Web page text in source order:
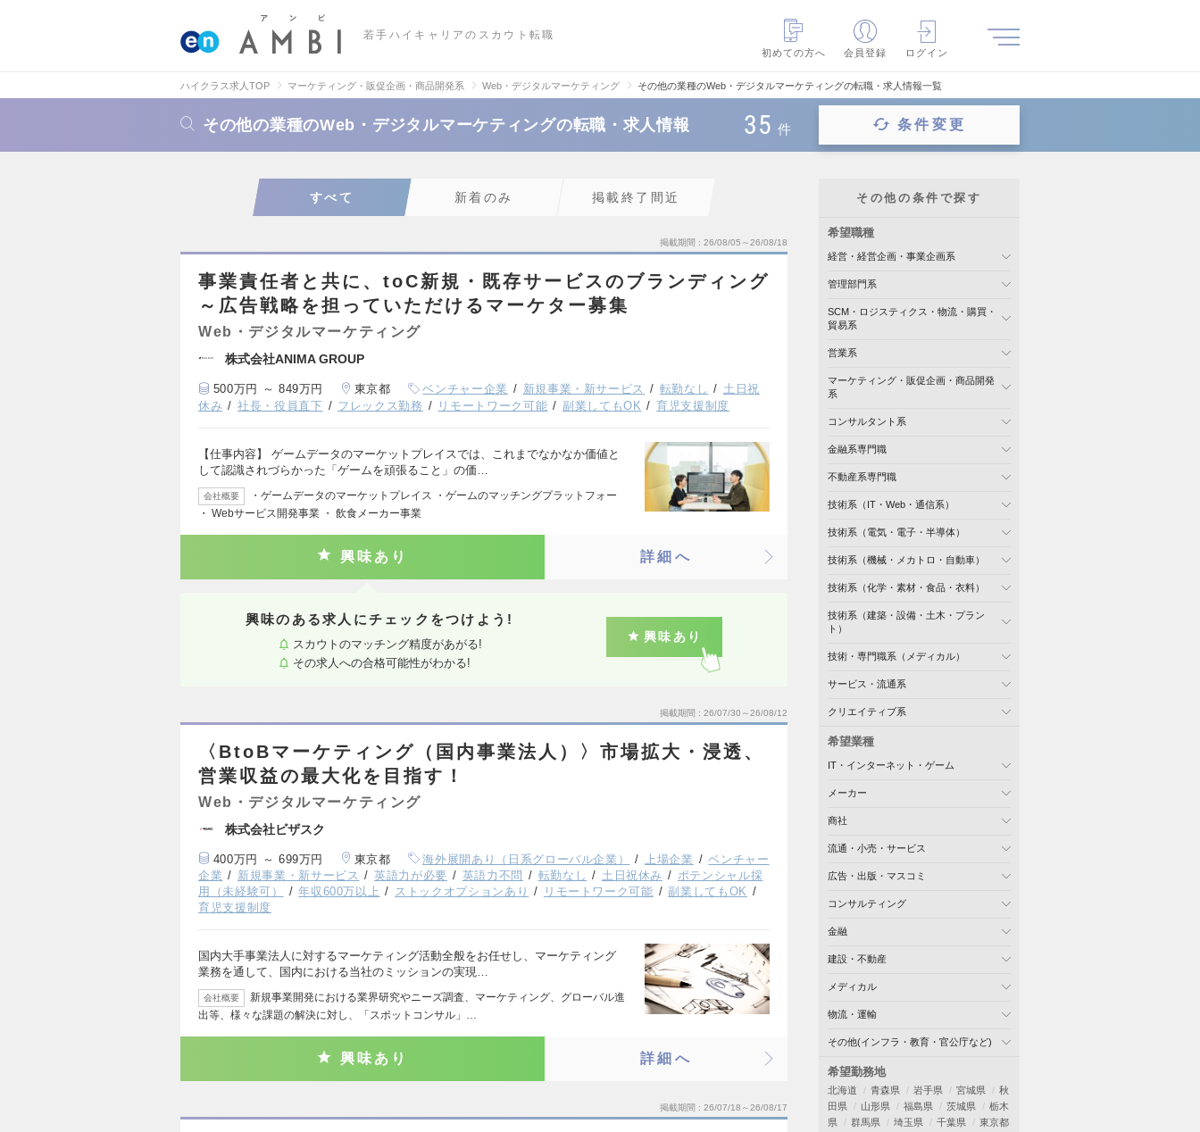
若手ハイキャリアのスカウト転職
初めての方へ
会員登録 ログイン
ハイクラス求人TOP マーケティング・販促企画・商品開発系 Web・デジタルマーケティング その他の業種のWeb・デジタルマーケティングの転職・求人情報一覧
その他の業種のWeb・デジタルマーケティングの転職・求人情報 35 件 条件変更
すべて 新着のみ 掲載終了間近
掲載期間 26/08/05～26/08/18
事業責任者と共に、toC新規・既存サービスのブランディング
～広告戦略を担っていただけるマーケター募集
Web・デジタルマーケティング
株式会社ANIMA GROUP
500万円 ～ 849万円 東京都 ベンチャー企業 新規事業・新サービス 転勤なし
土日祝
休み
社長・役員直下 フレックス勤務 リモートワーク可能 副業してもOK 育児支援制度
【仕事内容】 ゲームデータのマーケットプレイスでは、これまでなかなか価値と
して認識されづらかった「ゲームを頑張ること」の価…
会社概要
・ゲームデータのマーケットプレイス ・ゲームのマッチングプラットフォー
・ Webサービス開発事業 ・ 飲食メーカー事業
興味あり 詳細へ
興味のある求人にチェックをつけよう!
スカウトのマッチング精度があがる!
その求人への合格可能性がわかる!
興味あり
掲載期間 26/07/30～26/08/12
〈BtoBマーケティング（国内事業法人）〉市場拡大・浸透、
営業収益の最大化を目指す！
Web・デジタルマーケティング
株式会社ビザスク
400万円 ～ 699万円 東京都 海外展開あり（日系グローバル企業） 上場企業
ベンチャー
企業
新規事業・新サービス 英語力が必要 英語力不問 転勤なし 土日祝休み
ポテンシャル採
用（未経験可）
年収600万以上 ストックオプションあり リモートワーク可能
副業してもOK
育児支援制度
国内大手事業法人に対するマーケティング活動全般をお任せし、マーケティング
業務を通して、国内における当社のミッションの実現…
会社概要
新規事業開発における業界研究やニーズ調査、マーケティング、グローバル進
出等、様々な課題の解決に対し、「スポットコンサル」…
興味あり 詳細へ
掲載期間 26/07/18～26/08/17
その他の条件で探す
希望職種
経営・経営企画・事業企画系
管理部門系
SCM・ロジスティクス・物流・購買・
貿易系
営業系
マーケティング・販促企画・商品開発
系
コンサルタント系
金融系専門職
不動産系専門職
技術系（IT・Web・通信系）
技術系（電気・電子・半導体）
技術系（機械・メカトロ・自動車）
技術系（化学・素材・食品・衣料）
技術系（建築・設備・土木・プラン
ト）
技術・専門職系（メディカル）
サービス・流通系
クリエイティブ系
希望業種
IT・インターネット・ゲーム
メーカー
商社
流通・小売・サービス
広告・出版・マスコミ
コンサルティング
金融
建設・不動産
メディカル
物流・運輸
その他(インフラ・教育・官公庁など)
希望勤務地
北海道 青森県 岩手県 宮城県
秋
田県
山形県 福島県 茨城県
栃木
県
群馬県 埼玉県 千葉県
東京都